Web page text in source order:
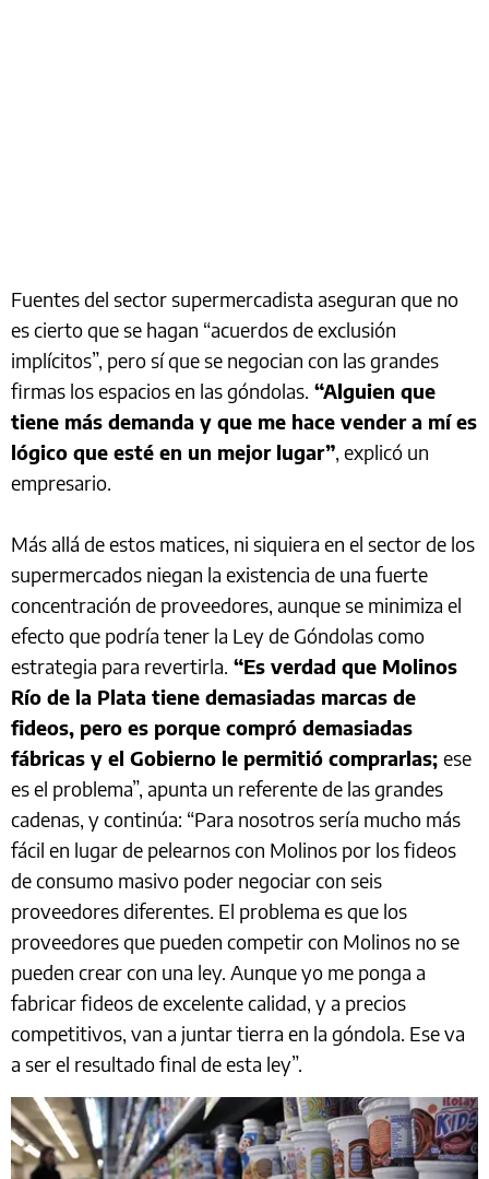
Fuentes del sector supermercadista aseguran que no
es cierto que se hagan “acuerdos de exclusión
implícitos”, pero sí que se negocian con las grandes
firmas los espacios en las góndolas. “Alguien que
tiene más demanda y que me hace vender a mí es
lógico que esté en un mejor lugar”, explicó un
empresario.
Más allá de estos matices, ni siquiera en el sector de los
supermercados niegan la existencia de una fuerte
concentración de proveedores, aunque se minimiza el
efecto que podría tener la Ley de Góndolas como
estrategia para revertirla. “Es verdad que Molinos
Río de la Plata tiene demasiadas marcas de
fideos, pero es porque compró demasiadas
fábricas y el Gobierno le permitió comprarlas; ese
es el problema”, apunta un referente de las grandes
cadenas, y continúa: “Para nosotros sería mucho más
fácil en lugar de pelearnos con Molinos por los fideos
de consumo masivo poder negociar con seis
proveedores diferentes. El problema es que los
proveedores que pueden competir con Molinos no se
pueden crear con una ley. Aunque yo me ponga a
fabricar fideos de excelente calidad, y a precios
competitivos, van a juntar tierra en la góndola. Ese va
a ser el resultado final de esta ley”.